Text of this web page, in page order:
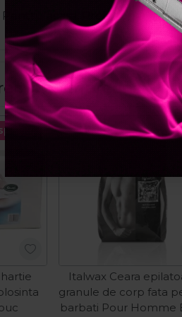
Pentru acasa, Profesional
impreuna:
Italwax Ceara
granule de corp fata
barbati Pour Homme